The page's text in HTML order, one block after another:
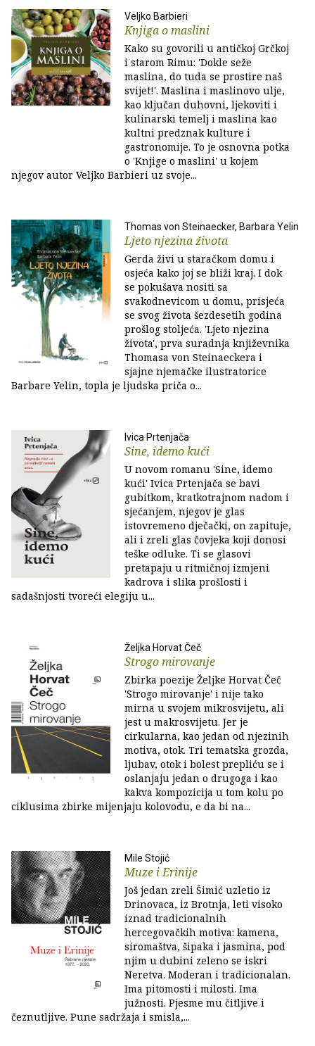
Veljko Barbieri
Knjiga o maslini
Kako su govorili u antičkoj Grčkoj
i starom Rimu: 'Dokle seže
maslina, do tuda se prostire naš
svijet!'. Maslina i maslinovo ulje,
kao ključan duhovni, ljekoviti i
kulinarski temelj i maslina kao
kultni predznak kulture i
gastronomije. To je osnovna potka
o 'Knjige o maslini' u kojem
njegov autor Veljko Barbieri uz svoje...
Thomas von Steinaecker, Barbara Yelin
Ljeto njezina života
Gerda živi u staračkom domu i
osjeća kako joj se bliži kraj. I dok
se pokušava nositi sa
svakodnevicom u domu, prisjeća
se svog života šezdesetih godina
prošlog stoljeća. 'Ljeto njezina
života', prva suradnja književnika
Thomasa von Steinaeckera i
sjajne njemačke ilustratorice
Barbare Yelin, topla je ljudska priča o...
Ivica Prtenjača
Sine, idemo kući
U novom romanu 'Sine, idemo
kući' Ivica Prtenjača se bavi
gubitkom, kratkotrajnom nadom i
sjećanjem, njegov je glas
istovremeno dječački, on zapituje,
ali i zreli glas čovjeka koji donosi
teške odluke. Ti se glasovi
pretapaju u ritmičnoj izmjeni
kadrova i slika prošlosti i
sadašnjosti tvoreći elegiju u...
Željka Horvat Čeč
Strogo mirovanje
Zbirka poezije Željke Horvat Čeč
'Strogo mirovanje' i nije tako
mirna u svojem mikrosvijetu, ali
jest u makrosvijetu. Jer je
cirkularna, kao jedan od njezinih
motiva, otok. Tri tematska grozda,
ljubav, otok i bolest prepliću se i
oslanjaju jedan o drugoga i kao
kakva kompozicija u tom kolu po
ciklusima zbirke mijenjaju kolovođu, e da bi na...
Mile Stojić
Muze i Erinije
Još jedan zreli Šimić uzletio iz
Drinovaca, iz Brotnja, leti visoko
iznad tradicionalnih
hercegovačkih motiva: kamena,
siromaštva, šipaka i jasmina, pod
njim u dubini zeleno se iskri
Neretva. Moderan i tradicionalan.
Ima pitomosti i milosti. Ima
južnosti. Pjesme mu čitljive i
čeznutljive. Pune sadržaja i smisla,...